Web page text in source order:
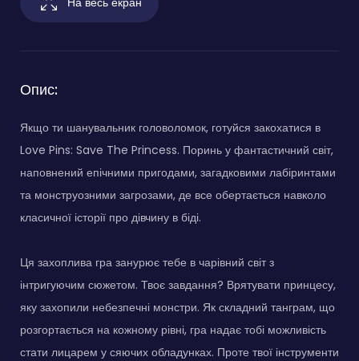
Опис:
Якщо ти шанувальник головоломок, готуйся закохатися в
Love Pins: Save The Princess. Поринь у фантастичний світ,
наповнений епічними пригодами, загадковими лабіринтами
та монструозними загрозами, де все обертається навколо
класичної історії про дівчину в біді.
Ця захоплива гра занурює тебе в чарівний світ з
інтригуючим сюжетом. Твоє завдання? Врятувати принцесу,
яку захопили небезпечні монстри. Як складний танграм, що
розгортається на кожному рівні, гра надає тобі можливість
стати лицарем у сяючих обладунках. Проте твої інструменти